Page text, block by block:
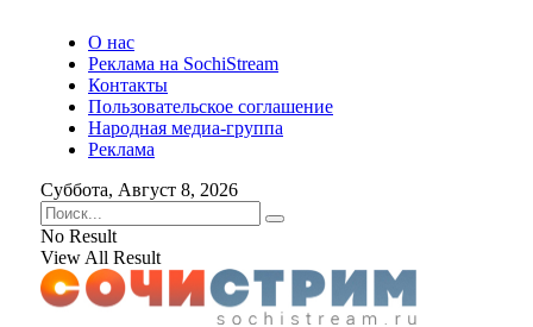
О нас
Реклама на SochiStream
Контакты
Пользовательское соглашение
Народная медиа-группа
Реклама
Суббота, Август 8, 2026
No Result
View All Result